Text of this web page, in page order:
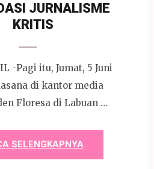
JURNALISME
KRITIS
-Pagi itu, Jumat, 5 Juni
di kantor media
Floresa di Labuan …
SELENGKAPNYA